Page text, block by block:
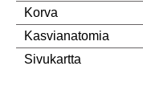
Korva
Kasvianatomia
Sivukartta